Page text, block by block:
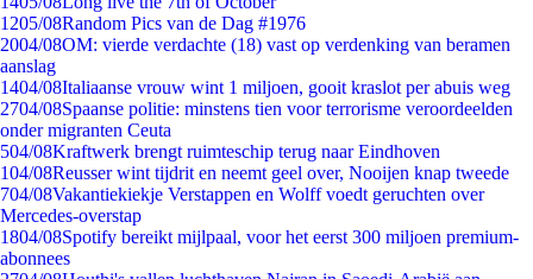
1205/08Random Pics van de Dag #1976
2004/08OM: vierde verdachte (18) vast op verdenking van beramen
aanslag
1404/08Italiaanse vrouw wint 1 miljoen, gooit kraslot per abuis weg
2704/08Spaanse politie: minstens tien voor terrorisme veroordeelden
onder migranten Ceuta
504/08Kraftwerk brengt ruimteschip terug naar Eindhoven
104/08Reusser wint tijdrit en neemt geel over, Nooijen knap tweede
704/08Vakantiekiekje Verstappen en Wolff voedt geruchten over
Mercedes-overstap
1804/08Spotify bereikt mijlpaal, voor het eerst 300 miljoen premium-
abonnees